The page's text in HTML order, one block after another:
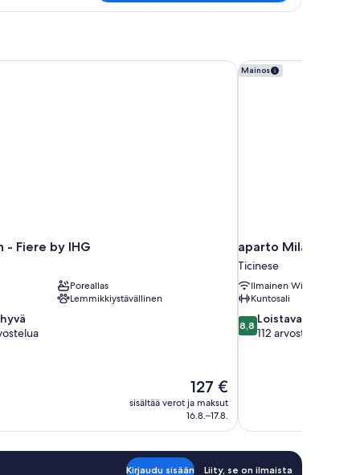
- Fiere by IHG
Poreallas
Lemmikkiystävällinen
Hinta
on
127 €
127 €
sisältää verot ja maksut
16.8.–17.8.
Fiere by IHG Mainos
aparto Milan
Ticinese
Ilmainen Wi-Fi
Kuntosali
8.8
kautta
8,8 Loistava
112 arvostelua
aparto Milan
Kirjaudu sisään Liity, se on ilmaista